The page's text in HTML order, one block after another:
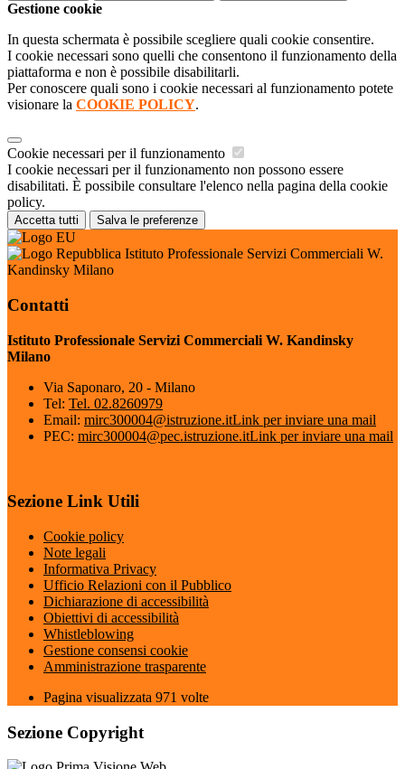
Gestione cookie
In questa schermata è possibile scegliere quali cookie consentire.
I cookie necessari sono quelli che consentono il funzionamento della
piattaforma e non è possibile disabilitarli.
Per conoscere quali sono i cookie necessari al funzionamento potete
visionare la COOKIE POLICY.
Cookie necessari per il funzionamento
I cookie necessari per il funzionamento non possono essere
disabilitati. È possibile consultare l'elenco nella pagina della cookie
policy.
Accetta tutti Salva le preferenze
Istituto Professionale Servizi Commerciali W.
Kandinsky Milano
Contatti
Istituto Professionale Servizi Commerciali W. Kandinsky
Milano
Via Saponaro, 20 - Milano
Tel: Tel. 02.8260979
Email: mirc300004@istruzione.itLink per inviare una mail
PEC: mirc300004@pec.istruzione.itLink per inviare una mail
Sezione Link Utili
Cookie policy
Note legali
Informativa Privacy
Ufficio Relazioni con il Pubblico
Dichiarazione di accessibilità
Obiettivi di accessibilità
Whistleblowing
Gestione consensi cookie
Amministrazione trasparente
Pagina visualizzata 971 volte
Sezione Copyright